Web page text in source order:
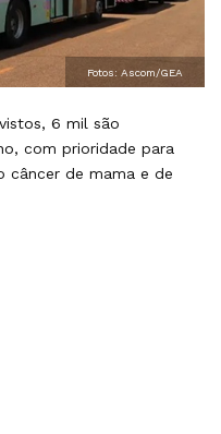
Fotos: Ascom/GEA
6 mil são
com prioridade para
câncer de mama e de